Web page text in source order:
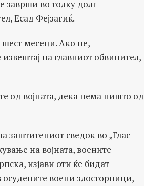
заврши во толку долг
Есад Фејзагиќ.
шест месеци. Ако не,
на главниот обвинител,
од војната, дека нема ништо од
заштитениот сведок во „Глас
на војната, воените
изјави оти ќе бидат
воени злосторници,